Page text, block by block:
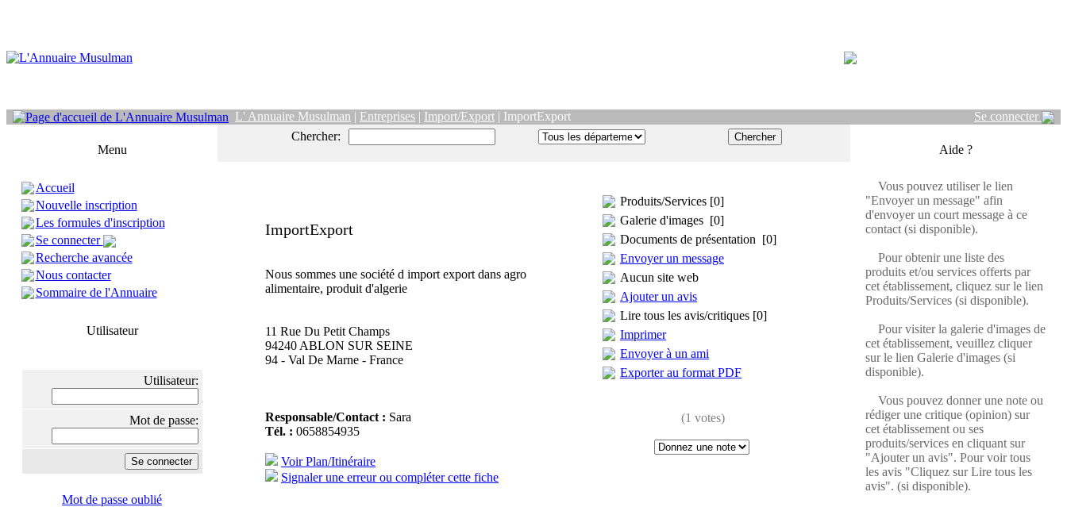
L' Annuaire Musulman | Entreprises | Import/Export | ImportExport Se connecter
Menu
Accueil
Nouvelle inscription
Les formules d'inscription
Se connecter
Recherche avancée
Nous contacter
Sommaire de l'Annuaire
Utilisateur
Utilisateur:
Mot de passe:
Mot de passe oublié
Chercher:
ImportExport
Nous sommes une société d import export dans agro
alimentaire, produit d'algerie
11 Rue Du Petit Champs
94240 ABLON SUR SEINE
94 - Val De Marne - France
Responsable/Contact : Sara
Tél. : 0658854935
Voir Plan/Itinéraire
Signaler une erreur ou compléter cette fiche
Produits/Services [0]
Galerie d'images [0]
Documents de présentation [0]
Envoyer un message
Aucun site web
Ajouter un avis
Lire tous les avis/critiques [0]
Imprimer
Envoyer à un ami
Exporter au format PDF
(1 votes)
Aide ?
Vous pouvez utiliser le lien
"Envoyer un message" afin
d'envoyer un court message à ce
contact (si disponible).
Pour obtenir une liste des
produits et/ou services offerts par
cet établissement, cliquez sur le lien
Produits/Services (si disponible).
Pour visiter la galerie d'images de
cet établissement, veuillez cliquer
sur le lien Galerie d'images (si
disponible).
Vous pouvez donner une note ou
rédiger une critique (opinion) sur
cet établissement ou ses
produits/services en cliquant sur
"Ajouter un avis". Pour voir tous
les avis "Cliquez sur Lire tous les
avis". (si disponible).